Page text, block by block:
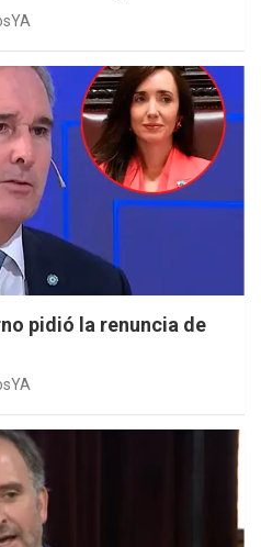
pidió la renuncia de